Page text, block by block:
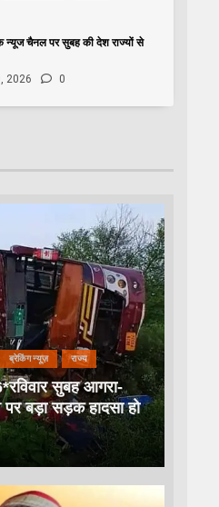
चैनल पर सुबह की देश राज्यों से
2026 0
ब्रेकिंग न्यूज़ राज्य
सुबह आगरा-
बड़ा सड़क हादसा हो